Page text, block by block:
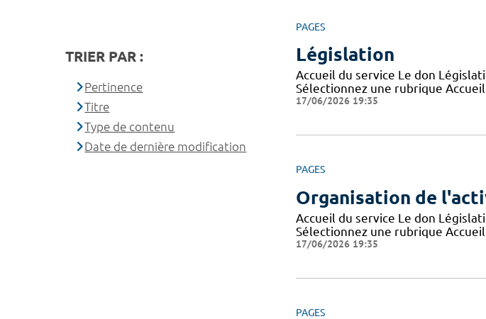
PAGES
Législation
Accueil du service Le don
Sélectionnez une rubrique
17/06/2026 19:35
PAGES
Organisation de
Accueil du service Le don
Sélectionnez une rubrique
17/06/2026 19:35
PAGES
TRIER PAR :
Pertinence
Titre
Type de contenu
Date de dernière modification